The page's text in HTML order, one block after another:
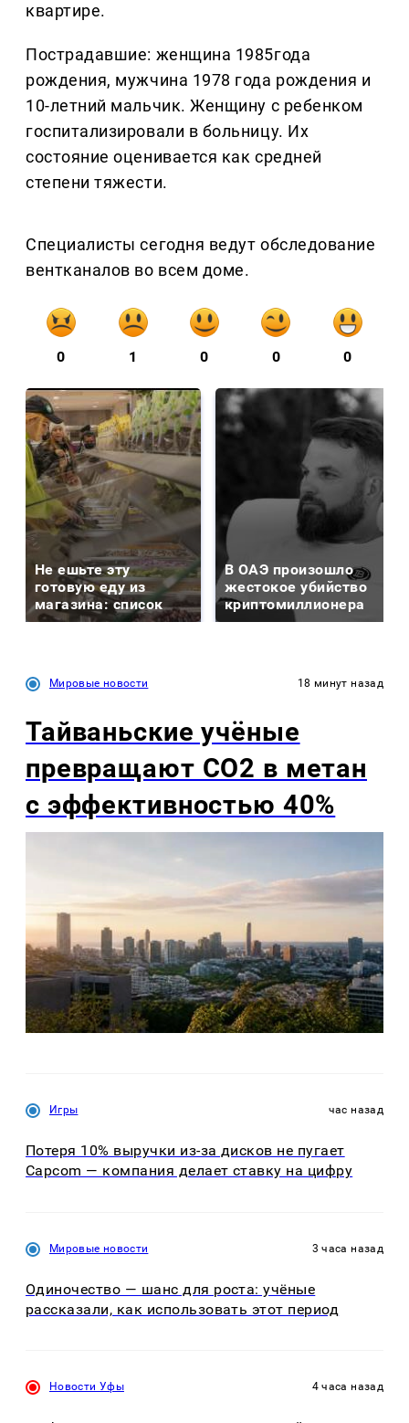
квартире.
Пострадавшие: женщина 1985года
рождения, мужчина 1978 года рождения и
10-летний мальчик. Женщину с ребенком
госпитализировали в больницу. Их
состояние оценивается как средней
степени тяжести.
Специалисты сегодня ведут обследование
вентканалов во всем доме.
0 1 0 0 0
Не ешьте эту
готовую еду из
магазина: список
В ОАЭ произошло
жестокое убийство
криптомиллионера
Мировые новости 18 минут назад
Тайваньские учёные
превращают CO2 в метан
с эффективностью 40%
Игры час назад
Потеря 10% выручки из-за дисков не пугает
Capcom — компания делает ставку на цифру
Мировые новости 3 часа назад
Одиночество — шанс для роста: учёные
рассказали, как использовать этот период
Новости Уфы 4 часа назад